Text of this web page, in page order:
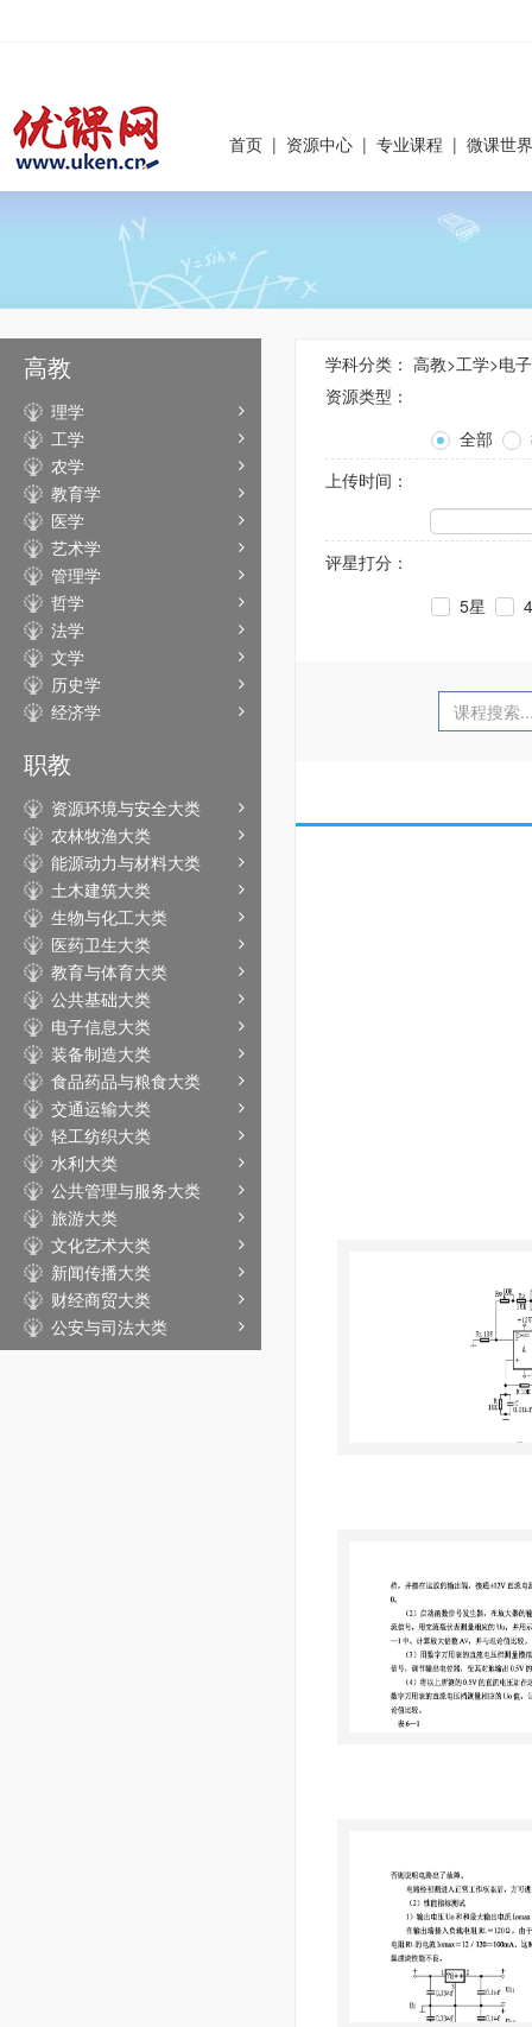
首页 | 资源中心 | 专业课程 | 微课世界
高教
理学
工学
农学
教育学
医学
艺术学
管理学
哲学
法学
文学
历史学
经济学
职教
资源环境与安全大类
农林牧渔大类
能源动力与材料大类
土木建筑大类
生物与化工大类
医药卫生大类
教育与体育大类
公共基础大类
电子信息大类
装备制造大类
食品药品与粮食大类
交通运输大类
轻工纺织大类
水利大类
公共管理与服务大类
旅游大类
文化艺术大类
新闻传播大类
财经商贸大类
公安与司法大类
学科分类： 高教>工学>电
资源类型：
全部
上传时间：
评星打分：
5星